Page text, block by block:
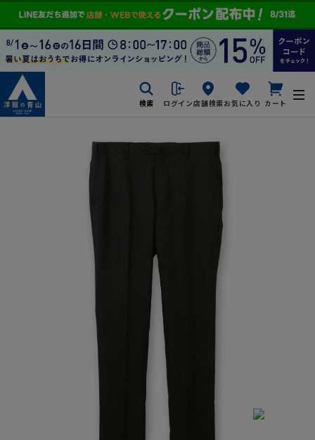
検索 ログイン店舗検索お気に入り カート